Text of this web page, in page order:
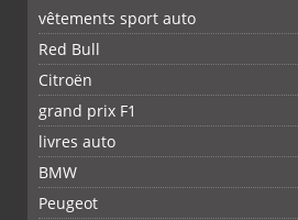
vêtements sport auto
Red Bull
Citroën
grand prix F1
livres auto
BMW
Peugeot